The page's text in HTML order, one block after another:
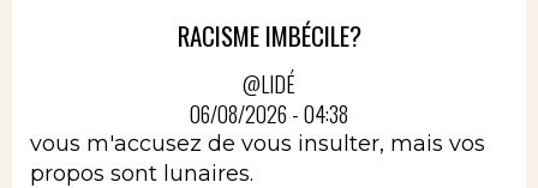
RACISME IMBÉCILE?
@LIDÉ
06/08/2026 - 04:38
vous m'accusez de vous insulter, mais vos
propos sont lunaires.